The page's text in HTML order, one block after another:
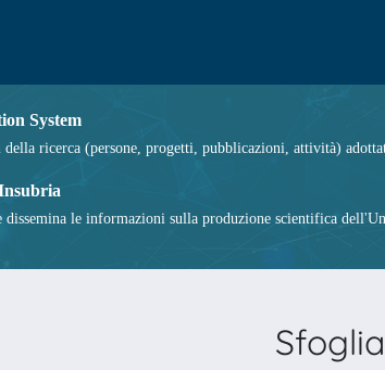
System
della ricerca (persone, progetti, pubblicazioni, attività)
dissemina le informazioni sulla produzione scientifica